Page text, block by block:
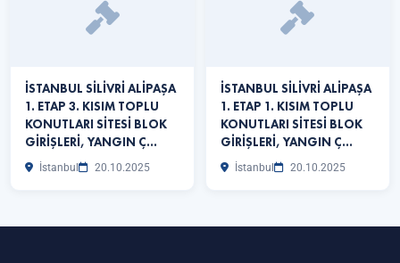
İSTANBUL SİLİVRİ ALİPAŞA
1. ETAP 3. KISIM TOPLU
KONUTLARI SİTESİ BLOK
GİRİŞLERİ, YANGIN Ç…
İstanbul 20.10.2025
İSTANBUL SİLİVRİ ALİPAŞA
1. ETAP 1. KISIM TOPLU
KONUTLARI SİTESİ BLOK
GİRİŞLERİ, YANGIN Ç…
İstanbul 20.10.2025